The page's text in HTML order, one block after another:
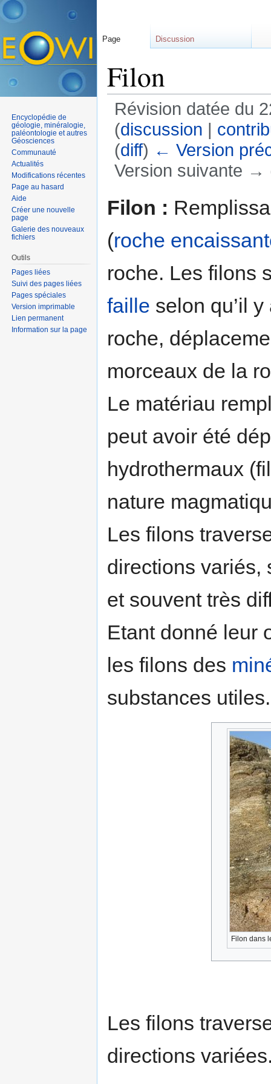
Filon
Révision datée du
(discussion |
(diff) ← Version
Version suivante →
Filon :
(roche
roche. Les filons
faille selon qu’il
roche,
morceaux de la
Le matériau
peut avoir été
hydrothermaux
nature
Les filons
directions variés,
et souvent très
Etant donné leur
les filons des
substances utiles.
Filon dans
Les filons
directions
Page Discussion
Encyclopédie de
géologie, minéralogie,
paléontologie et autres
Géosciences
Communauté
Actualités
Modifications récentes
Page au hasard
Aide
Créer une nouvelle
page
Galerie des nouveaux
fichiers
Outils
Pages liées
Suivi des pages liées
Pages spéciales
Version imprimable
Lien permanent
Information sur la page